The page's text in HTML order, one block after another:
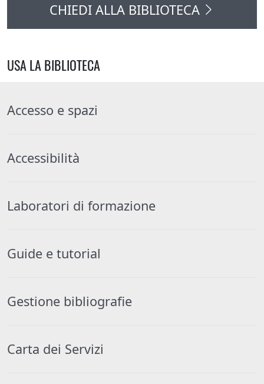
CHIEDI ALLA BIBLIOTECA
USA LA BIBLIOTECA
Accesso e spazi
Accessibilità
Laboratori di formazione
Guide e tutorial
Gestione bibliografie
Carta dei Servizi